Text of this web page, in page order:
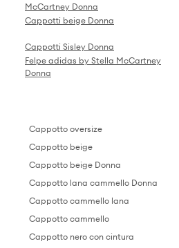
McCartney Donna
Cappotti beige Donna
Cappotti Sisley Donna
Felpe adidas by Stella McCartney
Donna
Cappotto oversize
Cappotto beige
Cappotto beige Donna
Cappotto lana cammello Donna
Cappotto cammello lana
Cappotto cammello
Cappotto nero con cintura